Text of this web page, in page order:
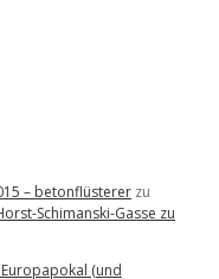
– betonflüsterer zu
Schimanski-Gasse zu
(und